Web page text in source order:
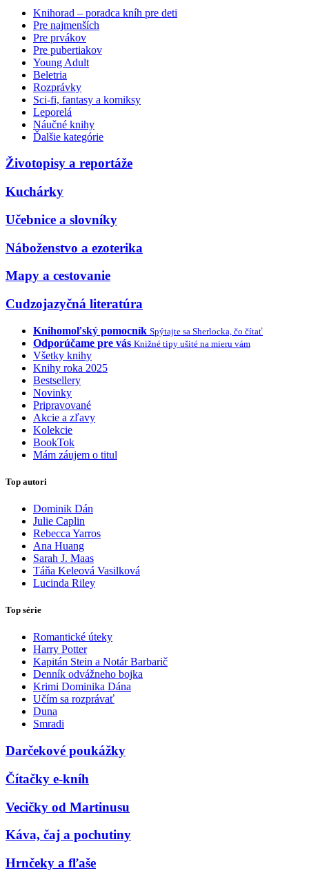
Knihorad – poradca kníh pre deti
Pre najmenších
Pre prvákov
Pre pubertiakov
Young Adult
Beletria
Rozprávky
Sci-fi, fantasy a komiksy
Leporelá
Náučné knihy
Ďalšie kategórie
Životopisy a reportáže
Kuchárky
Učebnice a slovníky
Náboženstvo a ezoterika
Mapy a cestovanie
Cudzojazyčná literatúra
Knihomoľský pomocník Spýtajte sa Sherlocka, čo čítať
Odporúčame pre vás Knižné tipy ušité na mieru vám
Všetky knihy
Knihy roka 2025
Bestsellery
Novinky
Pripravované
Akcie a zľavy
Kolekcie
BookTok
Mám záujem o titul
Top autori
Dominik Dán
Julie Caplin
Rebecca Yarros
Ana Huang
Sarah J. Maas
Táňa Keleová Vasilková
Lucinda Riley
Top série
Romantické úteky
Harry Potter
Kapitán Stein a Notár Barbarič
Denník odvážneho bojka
Krimi Dominika Dána
Učím sa rozprávať
Duna
Smradi
Darčekové poukážky
Čítačky e-kníh
Vecičky od Martinusu
Káva, čaj a pochutiny
Hrnčeky a fľaše